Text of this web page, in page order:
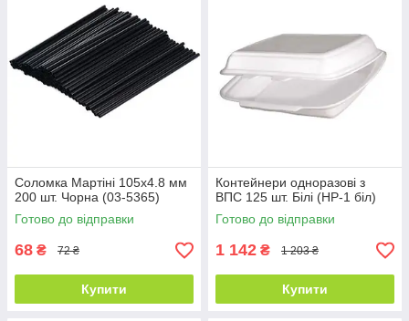
Соломка Мартіні 105х4.8 мм
200 шт. Чорна (03-5365)
Готово до відправки
68 ₴ 72 ₴
Купити
Контейнери одноразові з
ВПС 125 шт. Білі (HP-1 біл)
Готово до відправки
1 142 ₴ 1 203 ₴
Купити